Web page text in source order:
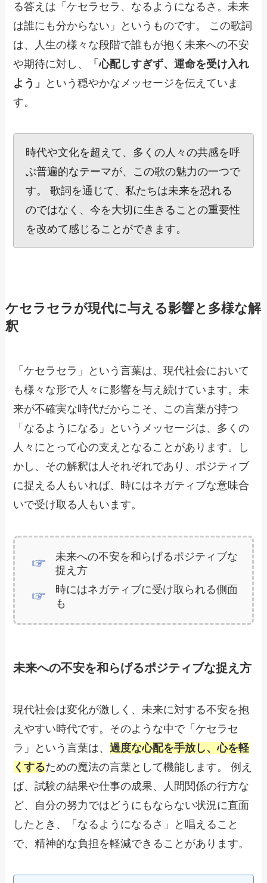
る答えは「ケセラセラ、なるようになるさ。未来
は誰にも分からない」というものです。 この歌詞
は、人生の様々な段階で誰もが抱く未来への不安
や期待に対し、
「心配しすぎず、運命を受け入れ
よう」
という穏やかなメッセージを伝えていま
す。
時代や文化を超えて、多くの人々の共感を呼
ぶ普遍的なテーマが、この歌の魅力の一つで
す。 歌詞を通じて、私たちは未来を恐れる
のではなく、今を大切に生きることの重要性
を改めて感じることができます。
ケセラセラが現代に与える影響と多様な解
釈
「ケセラセラ」という言葉は、現代社会において
も様々な形で人々に影響を与え続けています。未
来が不確実な時代だからこそ、この言葉が持つ
「なるようになる」というメッセージは、多くの
人々にとって心の支えとなることがあります。し
かし、その解釈は人それぞれであり、ポジティブ
に捉える人もいれば、時にはネガティブな意味合
いで受け取る人もいます。
未来への不安を和らげるポジティブな
捉え方
時にはネガティブに受け取られる側面
も
未来への不安を和らげるポジティブな捉え方
現代社会は変化が激しく、未来に対する不安を抱
えやすい時代です。そのような中で「ケセラセ
ラ」という言葉は、過度な心配を手放し、心を軽
くするための魔法の言葉として機能します。 例え
ば、試験の結果や仕事の成果、人間関係の行方な
ど、自分の努力ではどうにもならない状況に直面
したとき、「なるようになるさ」と唱えること
で、精神的な負担を軽減できることがあります。